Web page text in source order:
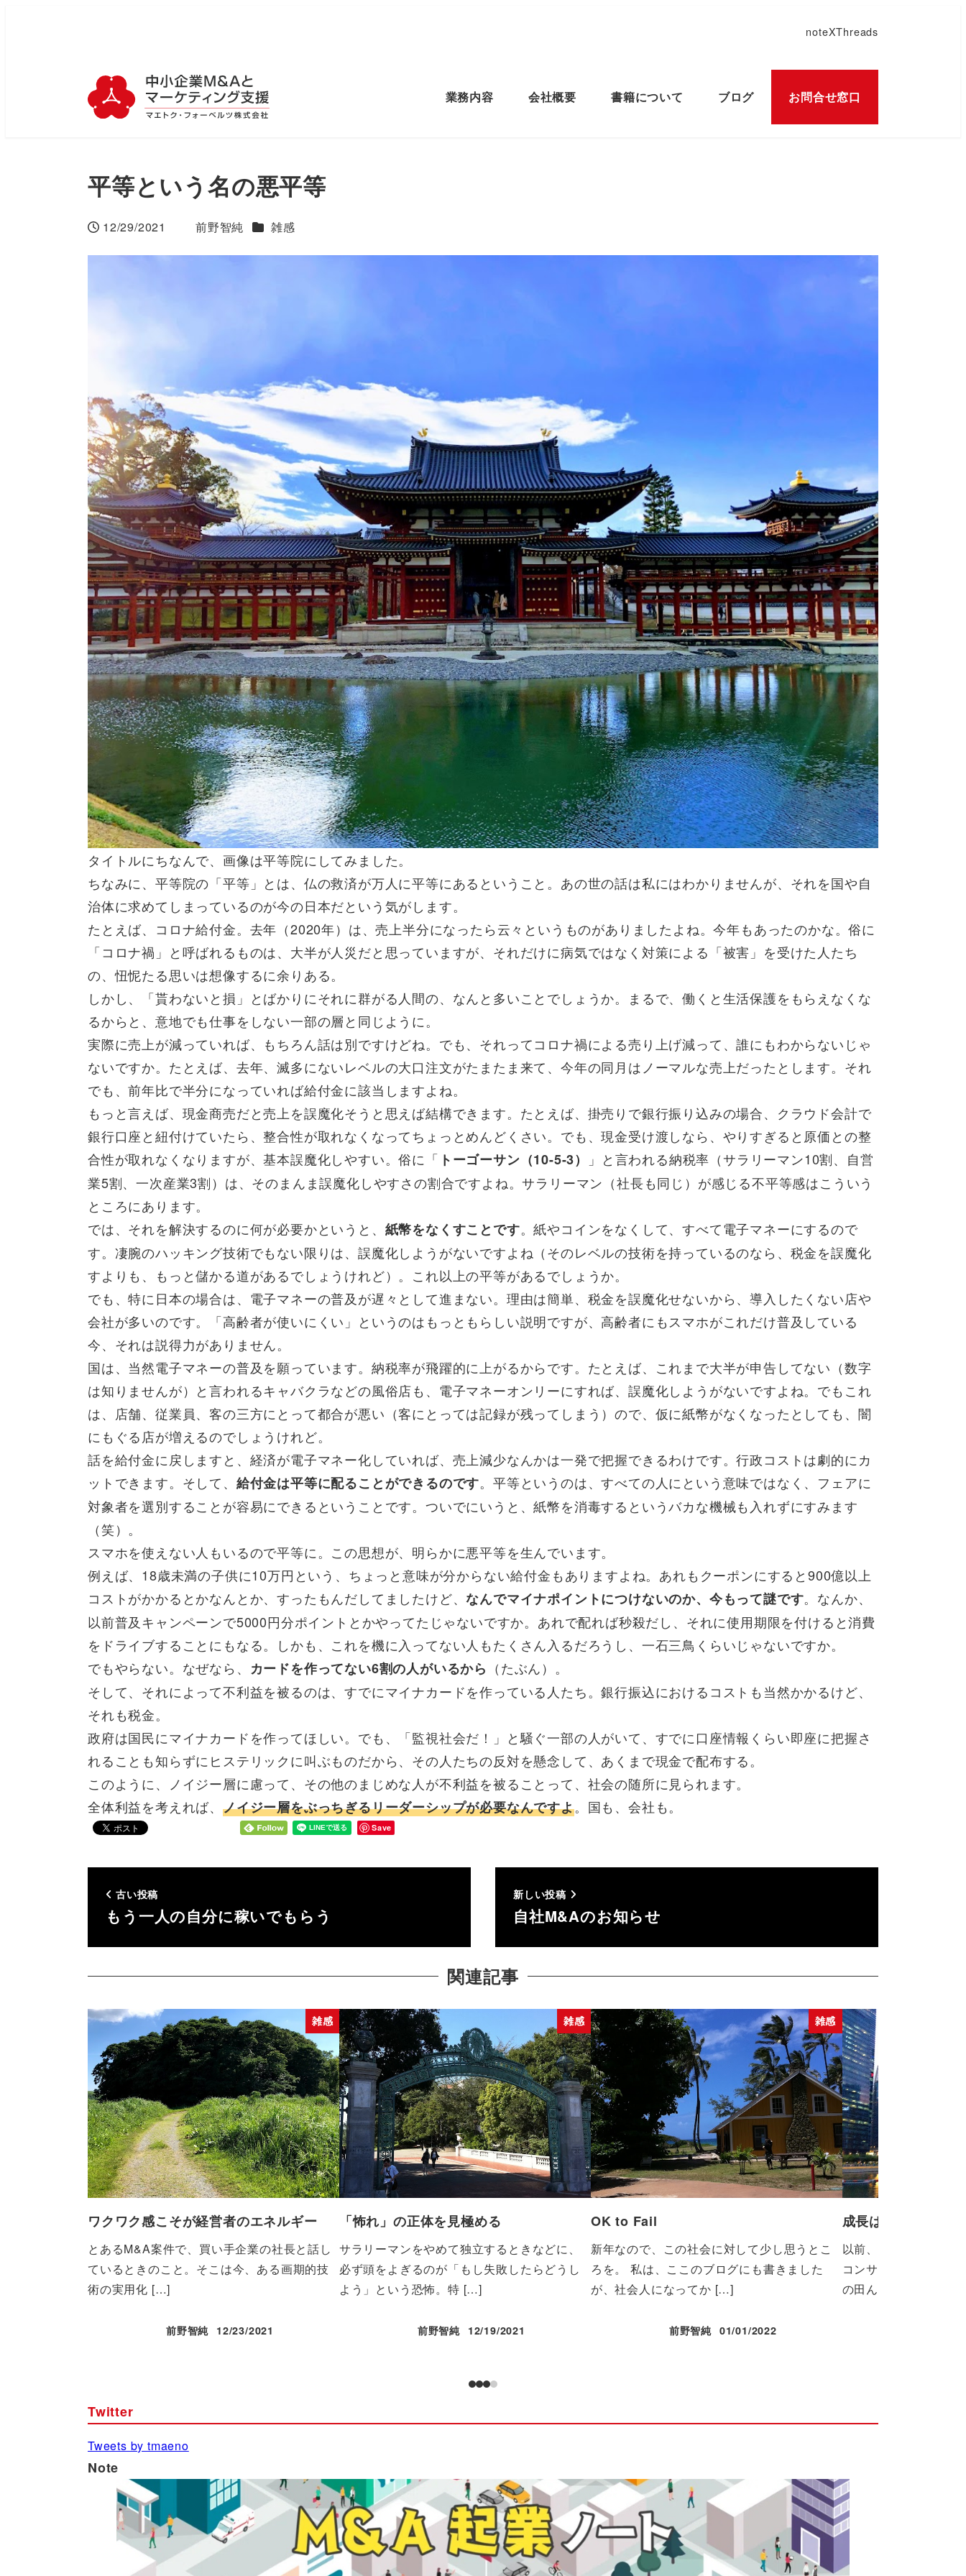
noteXThreads
業務内容 会社概要 書籍について ブログ お問合せ窓口
平等という名の悪平等
投稿日
12/29/2021
者
前野智純 カテゴリー
雑感
タイトルにちなんで、画像は平等院にしてみました。
ちなみに、平等院の「平等」とは、仏の救済が万人に平等にあるということ。あの世の話は私にはわかりませんが、それを国や自
治体に求めてしまっているのが今の日本だという気がします。
たとえば、コロナ給付金。去年（2020年）は、売上半分になったら云々というものがありましたよね。今年もあったのかな。俗に
「コロナ禍」と呼ばれるものは、大半が人災だと思っていますが、それだけに病気ではなく対策による「被害」を受けた人たち
の、忸怩たる思いは想像するに余りある。
しかし、「貰わないと損」とばかりにそれに群がる人間の、なんと多いことでしょうか。まるで、働くと生活保護をもらえなくな
るからと、意地でも仕事をしない一部の層と同じように。
実際に売上が減っていれば、もちろん話は別ですけどね。でも、それってコロナ禍による売り上げ減って、誰にもわからないじゃ
ないですか。たとえば、去年、滅多にないレベルの大口注文がたまたま来て、今年の同月はノーマルな売上だったとします。それ
でも、前年比で半分になっていれば給付金に該当しますよね。
もっと言えば、現金商売だと売上を誤魔化そうと思えば結構できます。たとえば、掛売りで銀行振り込みの場合、クラウド会計で
銀行口座と紐付けていたら、整合性が取れなくなってちょっとめんどくさい。でも、現金受け渡しなら、やりすぎると原価との整
合性が取れなくなりますが、基本誤魔化しやすい。俗に「 トーゴーサン（10-5-3）
」と言われる納税率（サラリーマン10割、自営
業5割、一次産業3割）は、そのまんま誤魔化しやすさの割合ですよね。サラリーマン（社長も同じ）が感じる不平等感はこういう
ところにあります。
では、それを解決するのに何が必要かというと、 紙幣をなくすことです。紙やコインをなくして、すべて電子マネーにするので
す。凄腕のハッキング技術でもない限りは、誤魔化しようがないですよね（そのレベルの技術を持っているのなら、税金を誤魔化
すよりも、もっと儲かる道があるでしょうけれど）。これ以上の平等があるでしょうか。
でも、特に日本の場合は、電子マネーの普及が遅々として進まない。理由は簡単、税金を誤魔化せないから、導入したくない店や
会社が多いのです。「高齢者が使いにくい」というのはもっともらしい説明ですが、高齢者にもスマホがこれだけ普及している
今、それは説得力がありません。
国は、当然電子マネーの普及を願っています。納税率が飛躍的に上がるからです。たとえば、これまで大半が申告してない（数字
は知りませんが）と言われるキャバクラなどの風俗店も、電子マネーオンリーにすれば、誤魔化しようがないですよね。でもこれ
は、店舗、従業員、客の三方にとって都合が悪い（客にとっては記録が残ってしまう）ので、仮に紙幣がなくなったとしても、闇
にもぐる店が増えるのでしょうけれど。
話を給付金に戻しますと、経済が電子マネー化していれば、売上減少なんかは一発で把握できるわけです。行政コストは劇的にカ
ットできます。そして、 給付金は平等に配ることができるのです。平等というのは、すべての人にという意味ではなく、フェアに
対象者を選別することが容易にできるということです。ついでにいうと、紙幣を消毒するというバカな機械も入れずにすみます
（笑）。
スマホを使えない人もいるので平等に。この思想が、明らかに悪平等を生んでいます。
例えば、18歳未満の子供に10万円という、ちょっと意味が分からない給付金もありますよね。あれもクーポンにすると900億以上
コストがかかるとかなんとか、すったもんだしてましたけど、なんでマイナポイントにつけないのか、今もって謎です。なんか、
以前普及キャンペーンで5000円分ポイントとかやってたじゃないですか。あれで配れば秒殺だし、それに使用期限を付けると消費
をドライブすることにもなる。しかも、これを機に入ってない人もたくさん入るだろうし、一石三鳥くらいじゃないですか。
でもやらない。なぜなら、 カードを作ってない6割の人がいるから （たぶん）。
そして、それによって不利益を被るのは、すでにマイナカードを作っている人たち。銀行振込におけるコストも当然かかるけど、
それも税金。
政府は国民にマイナカードを作ってほしい。でも、「監視社会だ！」と騒ぐ一部の人がいて、すでに口座情報くらい即座に把握さ
れることも知らずにヒステリックに叫ぶものだから、その人たちの反対を懸念して、あくまで現金で配布する。
このように、ノイジー層に慮って、その他のまじめな人が不利益を被ることって、社会の随所に見られます。
全体利益を考えれば、 ノイジー層をぶっちぎるリーダーシップが必要なんですよ。国も、会社も。
Save
古い投稿
もう一人の自分に稼いでもらう
新しい投稿
自社M&Aのお知らせ
関連記事
雑感
ワクワク感こそが経営者のエネルギー
とあるM&A案件で、買い手企業の社長と話し
ているときのこと。そこは今、ある画期的技
術の実用化 […]
前野智純
投稿日
12/23/2021
雑感
「怖れ」の正体を見極める
サラリーマンをやめて独立するときなどに、
必ず頭をよぎるのが「もし失敗したらどうし
よう」という恐怖。特 […]
前野智純
投稿日
12/19/2021
雑感
OK to Fail
新年なので、この社会に対して少し思うとこ
ろを。 私は、ここのブログにも書きました
が、社会人になってか […]
前野智純
投稿日
01/01/2022
成長は曲線を描く
以前、ある大手ドラ
コンサルに入ってい
の田んぼの真ん中（
Twitter
Tweets by tmaeno
Note